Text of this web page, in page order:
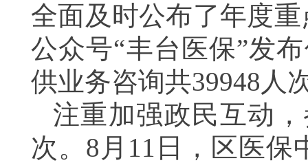
全面及时公布了年度
公众号“丰台医保”发
供业务咨询共39948人
注重加强政民互动
次。8月11日，区医保